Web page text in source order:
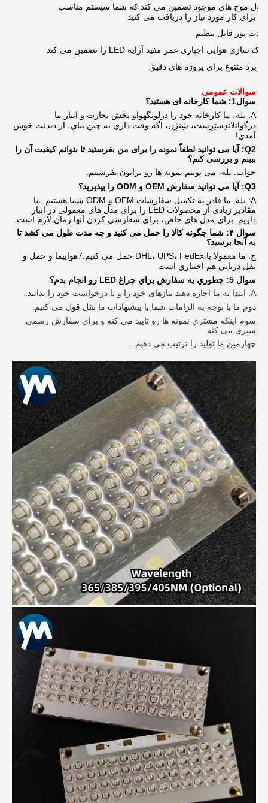
طول موج های موجود تضمین می کند که شما سیستم مناسب
برای کار مورد نیاز را دریافت می کنید
شدت نور قابل تنظیم
خنک سازی هوایی اجباری عمر مفید آرایه LED را تضمین می کند
کاربرد متنوع برای پروژه های دقیق
سوالات عمومی
سوال1: شما کارخانه ای هستید؟
A: بله، ما کارخانه خود را در
لونگهواو بخش تجارت و انبار ما
در گوانلاندِستِرِست، شِنژِن، اگه وقت داري به چين بياي، از ديدنت خوش
آمدي!
Q2: آیا می توانید لطفاً نمونه را برای من بفرستید تا بتوانم کیفیت آن را
ببینم و بررسی کنم؟
جواب: بله، می تونیم نمونه ها رو براتون بفرستیم.
Q3: آیا می توانید سفارش OEM و ODM را بپذیرید؟
A: بله. ما قادر به تکمیل سفارشات OEM و ODM شما هستیم. ما
مقادیر زیادی از محصولات LED را برای مدل های معمولی در انبار
داریم. برای مدل های خاص، برای سفارشی کردن آنها زمان لازم است.
سوال ۴: شما چگونه کالا را حمل می کنید و چه مدت طول می کشد تا
به آنجا برسید؟
ج: ما معمولا با DHL، UPS، FedEx حمل می کنیم.
7هواپيما و حمل و
نقل دريايي هم اختیاري است
سوال 5: چطوري يه سفارش براي چراغ LED رو انجام بدم؟
A: ابتدا به ما اجازه دهید نیازهای خود را و یا درخواست خود را بدانید.
دوم ما با توجه به الزامات شما یا پیشنهادات ما نقل قول می کنیم.
سوم اینکه مشتری نمونه ها رو تایید می کنه و برای سفارش رسمی
سپری می کنه
چهارمین ما تولید را ترتیب می دهیم.